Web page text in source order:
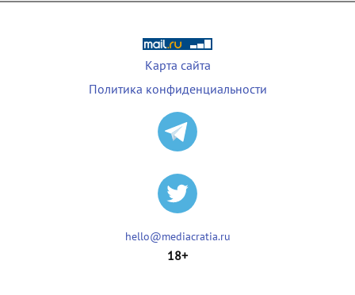
Карта сайта
Политика конфиденциальности
hello@mediacratia.ru
18+